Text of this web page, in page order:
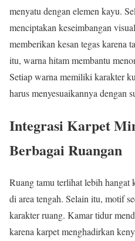
menyatu dengan elemen kayu.
menciptakan keseimbangan
memberikan kesan tegas karena
itu, warna hitam membantu
Setiap warna memiliki karakter
harus menyesuaikannya dengan
Integrasi Karpet
Berbagai Ruangan
Ruang tamu terlihat lebih
di area tengah. Selain itu, motif
karakter ruang. Kamar tidur
karena karpet menghadirkan